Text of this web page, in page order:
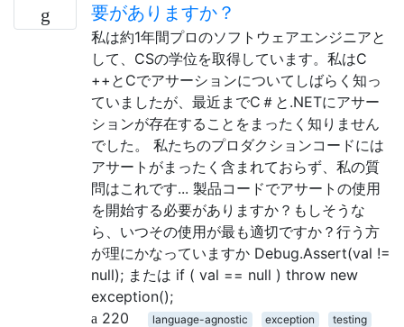
要がありますか？
私は約1年間プロのソフトウェアエンジニアと
して、CSの学位を取得しています。私はC
++とCでアサーションについてしばらく知っ
ていましたが、最近までC＃と.NETにアサー
ションが存在することをまったく知りません
でした。 私たちのプロダクションコードには
アサートがまったく含まれておらず、私の質
問はこれです... 製品コードでアサートの使用
を開始する必要がありますか？もしそうな
ら、いつその使用が最も適切ですか？行う方
が理にかなっていますか Debug.Assert(val !=
null); または if ( val == null ) throw new
exception();
220
language-agnostic exception testing